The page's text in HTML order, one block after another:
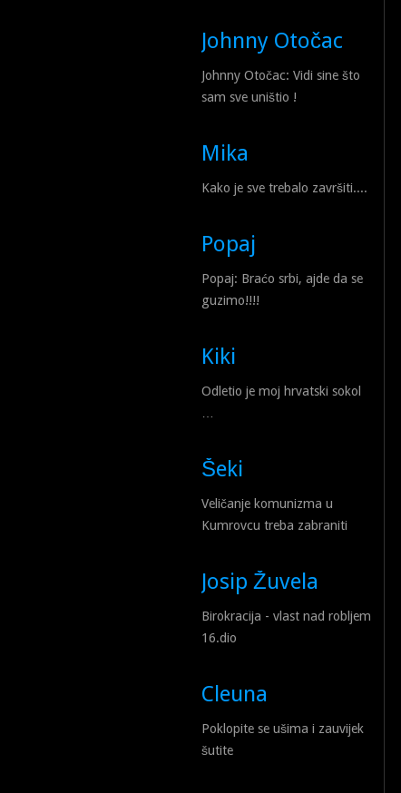
Johnny Otočac
Johnny Otočac: Vidi sine što
sam sve uništio !
Mika
Kako je sve trebalo završiti....
Popaj
Popaj: Braćo srbi, ajde da se
guzimo!!!!
Kiki
Odletio je moj hrvatski sokol
Šeki
Veličanje komunizma u
Kumrovcu treba zabraniti
Josip Žuvela
Birokracija - vlast nad robljem
16.dio
Cleuna
Poklopite se ušima i zauvijek
šutite